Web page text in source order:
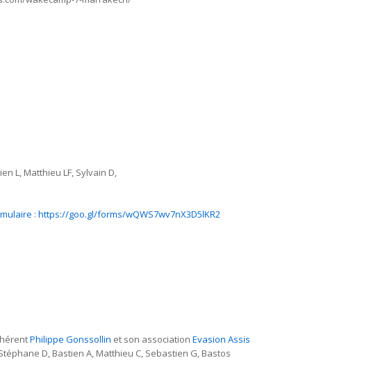
L, Matthieu LF, Sylvain D,
: https://goo.gl/forms/wQWS7wv7nX3D5lKR2
Philippe Gonssollin et son association Evasion Assis
D, Bastien A, Matthieu C, Sebastien G, Bastos